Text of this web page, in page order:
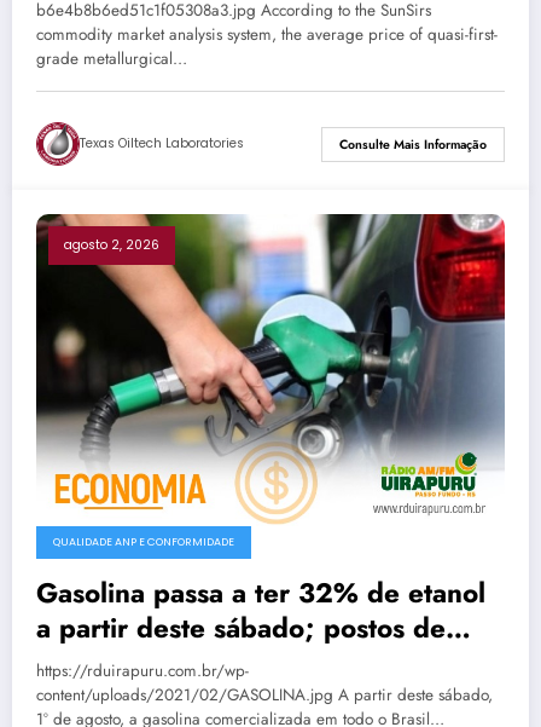
b6e4b8b6ed51c1f05308a3.jpg According to the SunSirs
commodity market analysis system, the average price of quasi-first-
grade metallurgical…
Texas Oiltech Laboratories Consulte Mais Informação
agosto 2, 2026
QUALIDADE ANP E CONFORMIDADE
Gasolina passa a ter 32% de etanol
a partir deste sábado; postos de
Passo Fundo já aguardam nova
composição
https://rduirapuru.com.br/wp-
content/uploads/2021/02/GASOLINA.jpg A partir deste sábado,
1º de agosto, a gasolina comercializada em todo o Brasil…